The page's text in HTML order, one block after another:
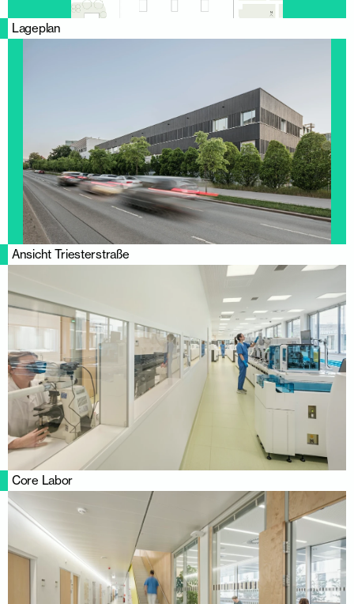
Lageplan
Ansicht Triesterstraße
Core Labor